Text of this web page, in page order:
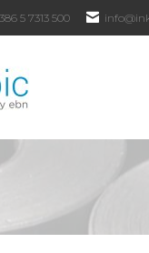
5 7313 500